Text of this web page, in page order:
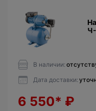
В наличии:
Дата доставки:
6 550* ₽